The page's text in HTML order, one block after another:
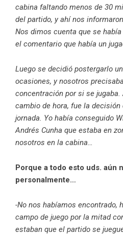
cabina faltando menos de 30
del partido, y ahí nos
Nos dimos cuenta que se
el comentario que había un
Luego se decidió postergarlo
ocasiones, y nosotros
concentración por si se
cambio de hora, fue la decisión
jornada. Yo había conseguido
Andrés Cunha que estaba en
nosotros en la cabina…
Porque a todo esto uds. aún
personalmente…
-No nos habíamos encontrado,
campo de juego por la mitad
estaban que el partido se